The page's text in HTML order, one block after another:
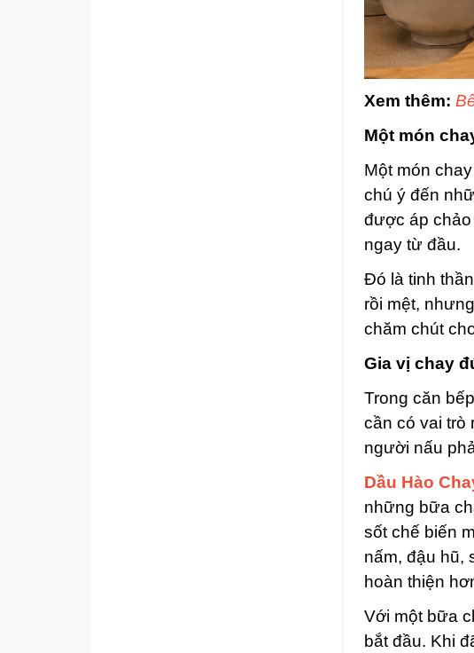
Xem thêm:
Một món
Một món
chú ý đến
được áp chảo
ngay từ đầu.
Đó là tinh
rồi mệt,
chăm chút
Gia vị chay
Trong căn
cần có vai trò
người nấu
Dầu Hào
những bữa
sốt chế biến
nấm, đậu hũ,
hoàn thiện
Với một bữa
bắt đầu. Khi